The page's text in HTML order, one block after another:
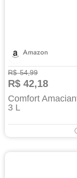
Amazon
R$ 54,99
R$ 42,18
Comfort
3 L